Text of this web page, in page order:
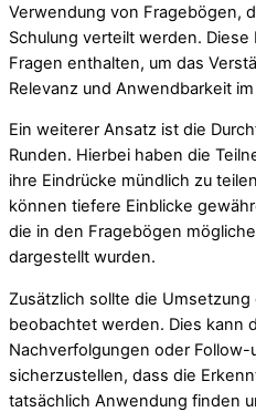
Verwendung von Fragebögen,
Schulung verteilt werden.
Fragen enthalten, um das
Relevanz und Anwendbarkeit
Ein weiterer Ansatz ist die
Runden. Hierbei haben die
ihre Eindrücke mündlich zu
können tiefere Einblicke
die in den Fragebögen
dargestellt wurden.
Zusätzlich sollte die
beobachtet werden. Dies kann
Nachverfolgungen oder
sicherzustellen, dass die
tatsächlich Anwendung finden